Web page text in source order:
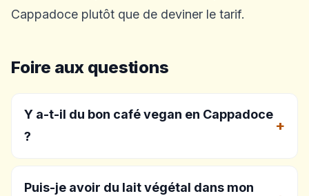
Cappadoce plutôt que de deviner le tarif.
Foire aux questions
Y a-t-il du bon café vegan en Cappadoce
?
Puis-je avoir du lait végétal dans mon